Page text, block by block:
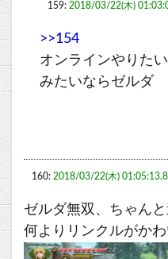
159: 2018/03/22(木)
>>154
オンラインやりた
みたいならゼルダ
160: 2018/03/22(木)
ゼルダ無双、ちゃん
何よりリンクルがか